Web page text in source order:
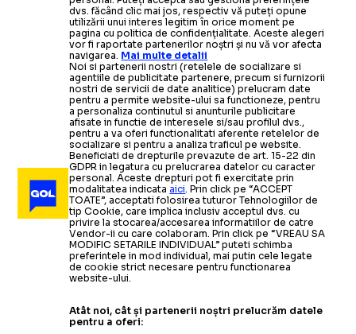
dvs. făcând clic mai jos, respectiv vă puteți opune
utilizării unui interes legitim în orice moment pe
pagina cu politica de confidențialitate. Aceste alegeri
vor fi raportate partenerilor noștri și nu vă vor afecta
navigarea. Mai multe detalii
Noi si partenerii nostri (retelele de socializare si
agentiile de publicitate partenere, precum si furnizorii
nostri de servicii de date analitice) prelucram date
pentru a permite website-ului sa functioneze, pentru
a personaliza continutul si anunturile publicitare
afisate in functie de interesele si/sau profilul dvs.,
pentru a va oferi functionalitati aferente retelelor de
socializare si pentru a analiza traficul pe website.
Beneficiati de drepturile prevazute de art. 15-22 din
GDPR in legatura cu prelucrarea datelor cu caracter
personal. Aceste drepturi pot fi exercitate prin
modalitatea indicataaici. Prin click pe “ACCEPT
TOATE”, acceptati folosirea tuturor Tehnologiilor de
tip Cookie, care implica inclusiv acceptul dvs. cu
privire la stocarea/accesarea informatiilor de catre
Vendor-ii cu care colaboram. Prin click pe “VREAU SA
MODIFIC SETARILE INDIVIDUAL” puteti schimba
preferintele in mod individual, mai putin cele legate
de cookie strict necesare pentru functionarea
website-ului.
Atât noi, cât și partenerii noștri prelucrăm datele
pentru a oferi: